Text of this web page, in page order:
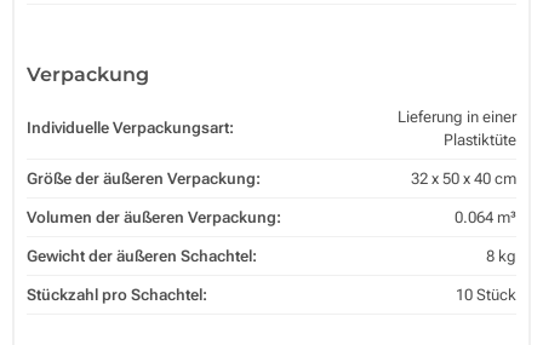
Verpackung
Individuelle Verpackungsart:
Lieferung in einer
Plastiktüte
Größe der äußeren Verpackung: 32 x 50 x 40 cm
Volumen der äußeren Verpackung: 0.064 m³
Gewicht der äußeren Schachtel: 8 kg
Stückzahl pro Schachtel: 10 Stück